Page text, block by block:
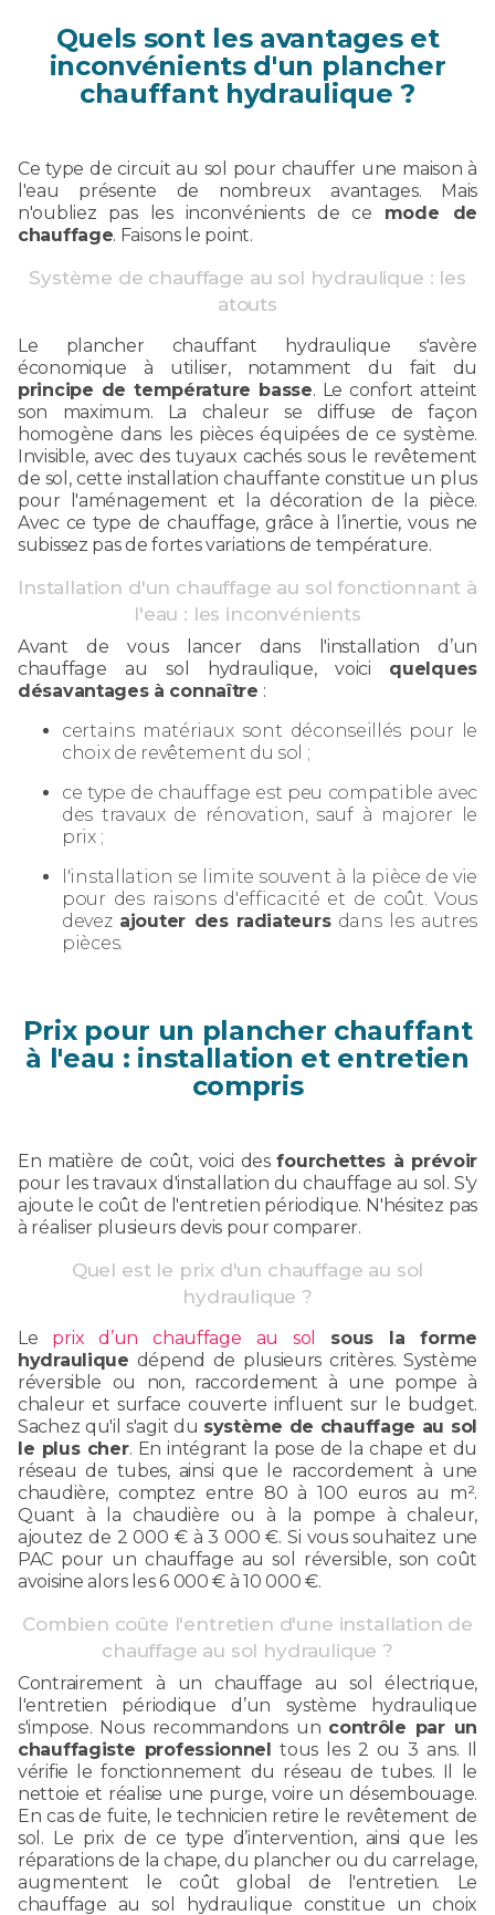
Quels sont les avantages et
inconvénients d'un plancher
chauffant hydraulique ?
Ce type de circuit au sol pour chauffer une maison à
l'eau présente de nombreux avantages. Mais
n'oubliez pas les inconvénients de ce mode de
chauffage. Faisons le point.
Système de chauffage au sol hydraulique : les
atouts
Le plancher chauffant hydraulique s'avère
économique à utiliser, notamment du fait du
principe de température basse. Le confort atteint
son maximum. La chaleur se diffuse de façon
homogène dans les pièces équipées de ce système.
Invisible, avec des tuyaux cachés sous le revêtement
de sol, cette installation chauffante constitue un plus
pour l'aménagement et la décoration de la pièce.
Avec ce type de chauffage, grâce à l’inertie, vous ne
subissez pas de fortes variations de température.
Installation d'un chauffage au sol fonctionnant à
l'eau : les inconvénients
Avant de vous lancer dans l'installation d’un
chauffage au sol hydraulique, voici quelques
désavantages à connaître :
certains matériaux sont déconseillés pour le
choix de revêtement du sol ;
ce type de chauffage est peu compatible avec
des travaux de rénovation, sauf à majorer le
prix ;
l'installation se limite souvent à la pièce de vie
pour des raisons d'efficacité et de coût. Vous
devez ajouter des radiateursdans les autres
pièces.
Prix pour un plancher chauffant
à l'eau : installation et entretien
compris
En matière de coût, voici desfourchettes à prévoir
pour les travaux d'installation du chauffage au sol. S'y
ajoute le coût de l'entretien périodique. N'hésitez pas
à réaliser plusieurs devis pour comparer.
Quel est le prix d'un chauffage au sol
hydraulique ?
Le prix d’un chauffage au sol
sous la forme
hydraulique dépend de plusieurs critères. Système
réversible ou non, raccordement à une pompe à
chaleur et surface couverte influent sur le budget.
Sachez qu'il s'agit du système de chauffage au sol
le plus cher. En intégrant la pose de la chape et du
réseau de tubes, ainsi que le raccordement à une
chaudière, comptez entre 80 à 100 euros au m².
Quant à la chaudière ou à la pompe à chaleur,
ajoutez de 2 000 € à 3 000 €. Si vous souhaitez une
PAC pour un chauffage au sol réversible, son coût
avoisine alors les 6 000 € à 10 000 €.
Combien coûte l'entretien d'une installation de
chauffage au sol hydraulique ?
Contrairement à un chauffage au sol électrique,
l'entretien périodique d’un système hydraulique
s'impose. Nous recommandons un contrôle par un
chauffagiste professionnel tous les 2 ou 3 ans. Il
vérifie le fonctionnement du réseau de tubes. Il le
nettoie et réalise une purge, voire un désembouage.
En cas de fuite, le technicien retire le revêtement de
sol. Le prix de ce type d’intervention, ainsi que les
réparations de la chape, du plancher ou du carrelage,
augmentent le coût global de l'entretien. Le
chauffage au sol hydraulique constitue un choix